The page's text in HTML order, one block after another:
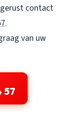
contact
.
van uw
57